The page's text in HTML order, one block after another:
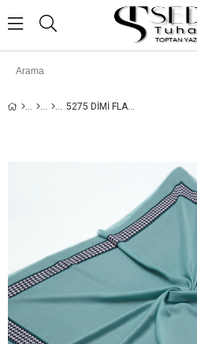
5275 DIMI FLAMLI POLOIST EŞARP